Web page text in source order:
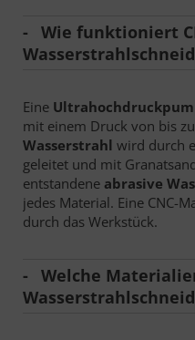
Wie funktioniert
Eine
mit einem Druck von bis
Wasserstrahl wird durch
geleitet und mit
entstandene abrasive
jedes Material. Eine CNC-
durch das Werkstück.
Welche